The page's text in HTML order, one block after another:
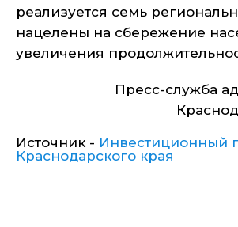
реализуется семь
нацелены на сбережение
увеличения
Пресс-служба
Источник - Инвестиционный
Краснодарского края